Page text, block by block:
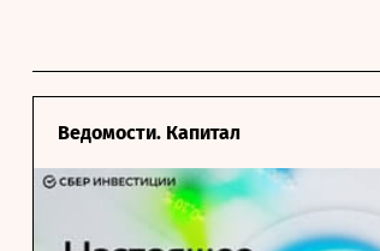
Ведомости. Капитал